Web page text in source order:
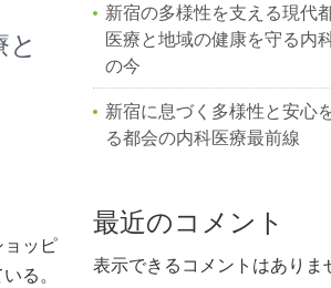
ッピ
る。
新宿の多様性を支える現代
医療と地域の健康を守る内
の今
新宿に息づく多様性と安心
る都会の内科医療最前線
最近のコメント
表示できるコメントはありま